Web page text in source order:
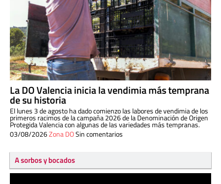
La DO Valencia inicia la vendimia más temprana
de su historia
El lunes 3 de agosto ha dado comienzo las labores de vendimia de los
primeros racimos de la campaña 2026 de la Denominación de Origen
Protegida Valencia con algunas de las variedades más tempranas.
03/08/2026Zona DOSin comentarios
A sorbos y bocados